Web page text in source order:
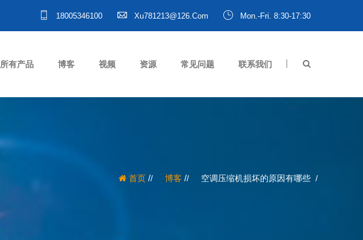
18005346100 Xu781213@126.com Mon.-Fri. 8:30-17:30
所有产品 博客 视频 资源 常见问题 联系我们
首页 / 博客 / 空调压缩机损坏的原因有哪些